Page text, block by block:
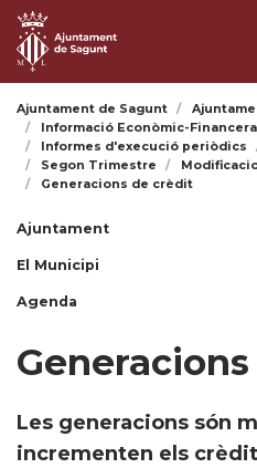
Ajuntament de Sagunt
Informació Econòmic-Financera
Informes d'execució periòdics
Segon Trimestre
Generacions de crèdit
Ajuntament
El Municipi
Agenda
Les generacions són
incrementen els